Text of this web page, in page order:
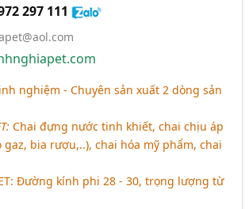
297 111
nghiệm - Chuyên sản xuất 2 dòng sản
Chai đựng nước tinh khiết, chai chịu áp
gaz, bia rượu,..), chai hóa mỹ phẩm, chai
Đường kính phi 28 - 30, trọng lượng từ